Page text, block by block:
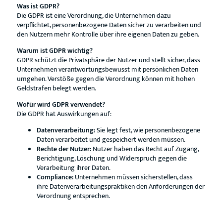
Was ist GDPR?
Die GDPR ist eine Verordnung, die Unternehmen dazu
verpflichtet, personenbezogene Daten sicher zu verarbeiten und
den Nutzern mehr Kontrolle über ihre eigenen Daten zu geben.
Warum ist GDPR wichtig?
GDPR schützt die Privatsphäre der Nutzer und stellt sicher, dass
Unternehmen verantwortungsbewusst mit persönlichen Daten
umgehen. Verstöße gegen die Verordnung können mit hohen
Geldstrafen belegt werden.
Wofür wird GDPR verwendet?
Die GDPR hat Auswirkungen auf:
Datenverarbeitung:Sie legt fest, wie personenbezogene
Daten verarbeitet und gespeichert werden müssen.
Rechte der Nutzer:Nutzer haben das Recht auf Zugang,
Berichtigung, Löschung und Widerspruch gegen die
Verarbeitung ihrer Daten.
Compliance:Unternehmen müssen sicherstellen, dass
ihre Datenverarbeitungspraktiken den Anforderungen der
Verordnung entsprechen.